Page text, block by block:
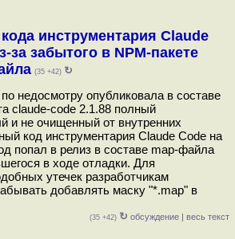
кода инструментария Claude
за забытого в NPM-пакете
(35 +42) ↻
недосмотру опубликовала в составе
claude-code 2.1.88 полный
и не очищенный от внутренних
код инструментария Claude Code на
попал в релиз в составе map-файла
в ходе отладки. Для
утечек разработчикам
добавлять маску "*.map" в
(35 +42) ↻ обсуждение | весь текст